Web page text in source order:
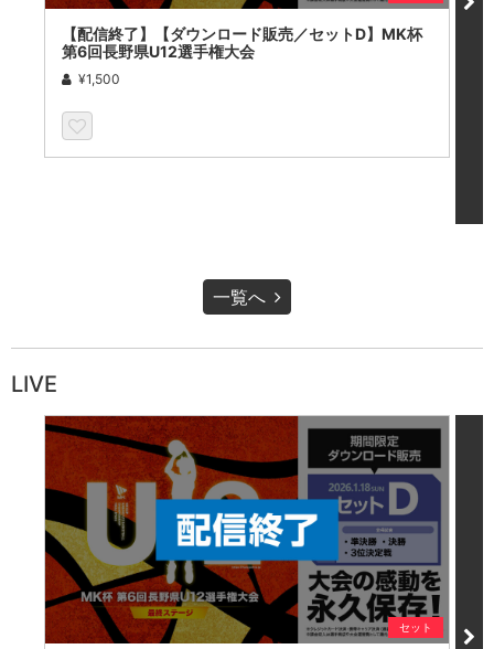
【配信終了】【ダウンロード販売／セットD】MK杯
第6回長野県U12選手権大会
¥1,500
一覧へ
LIVE
セット